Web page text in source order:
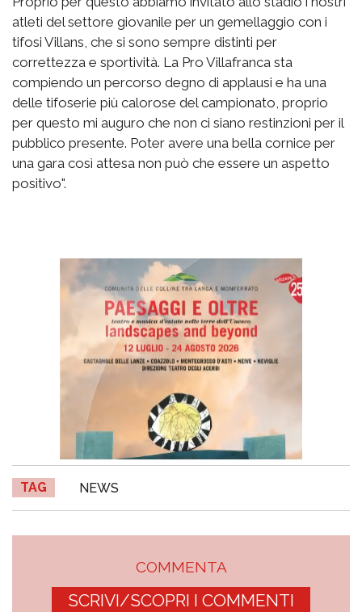
atleti del settore giovanile per un gemellaggio con i
tifosi Villans, che si sono sempre distinti per
correttezza e sportività. La Pro Villafranca sta
compiendo un percorso degno di applausi e ha una
delle tifoserie più calorose del campionato, proprio
per questo mi auguro che non ci siano restinzioni per il
pubblico presente. Poter avere una bella cornice per
una gara così attesa non può che essere un aspetto
positivo".
TAG NEWS
COMMENTA
SCRIVI/SCOPRI I COMMENTI